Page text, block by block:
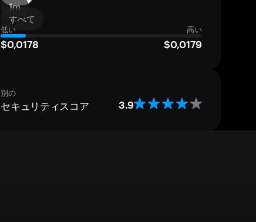
1m
すべて
低い 高い
$0,0178 $0,0179
別の
セキュリティスコア 3.9